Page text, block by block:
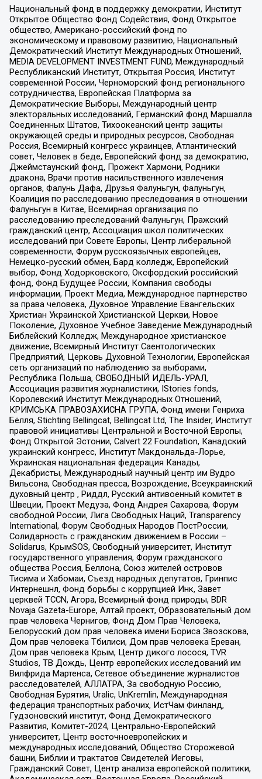
Национальный фонд в поддержку демократии, Институт
Открытое Общество Фонд Содействия, Фонд Открытое
общество, Американо-российский фонд по
экономическому и правовому развитию, Национальный
Демократический Институт Международных Отношений,
MEDIA DEVELOPMENT INVESTMENT FUND, Международный
Республиканский Институт, Открытая Россия, Институт
современной России, Черноморский фонд регионального
сотрудничества, Европейская Платформа за
Демократические Выборы, Международный центр
электоральных исследований, Германский фонд Маршалла
Соединенных Штатов, Тихоокеанский центр защиты
окружающей среды и природных ресурсов, Свободная
Россия, Всемирный конгресс украинцев, Атлантический
совет, Человек в беде, Европейский фонд за демократию,
Джеймстаунский фонд, Прожект Хармони, Родники
дракона, Врачи против насильственного извлечения
органов, Фалунь Дафа, Друзья Фалуньгун, Фалуньгун,
Коалиция по расследованию преследования в отношении
Фалуньгун в Китае, Всемирная организация по
расследованию преследований Фалуньгун, Пражский
гражданский центр, Ассоциация школ политических
исследований при Совете Европы, Центр либеральной
современности, Форум русскоязычных европейцев,
Немецко-русский обмен, Бард колледж, Европейский
выбор, Фонд Ходорковского, Оксфордский российский
фонд, Фонд Будущее России, Компания свободы
информации, Проект Медиа, Международное партнерство
за права человека, Духовное Управление Евангельских
Христиан Украинской Христианской Церкви, Новое
Поколение, Духовное Учебное Заведение Международный
Библейский Колледж, Международное христианское
движение, Всемирный Институт Саентологических
Предприятий, Церковь Духовной Технологии, Европейская
сеть организаций по наблюдению за выборами,
Республика Польша, СВОБОДНЫЙ ИДЕЛЬ-УРАЛ,
Ассоциация развития журналистики, IStories fonds,
Королевский Институт Международных Отношений,
КРИМСЬКА ПРАВОЗАХИСНА ГРУПА, Фонд имени Генриха
Бёлля, Stichting Bellingcat, Bellingcat Ltd, The Insider, Институт
правовой инициативы Центральной и Восточной Европы,
Фонд Открытой Эстонии, Calvert 22 Foundation, Канадский
украинский конгресс, Институт Макдональда-Лорье,
Украинская национальная федерация Канады,
Декабристы, Международный научный центр им Вудро
Вильсона, Свободная пресса, Возрождение, Всеукраинский
духовный центр , Риддл, Русский антивоенный комитет в
Швеции, Проект Медуза, Фонд Андрея Сахарова, Форум
свободной России, Лига Свободных Наций, Transparеncy
International, Форум Свободных Народов ПостРоссии,
Солидарность с гражданским движением в России –
Solidarus, КрымSOS, Свободный университет, Институт
государственного управления, Форум гражданского
общества Россия, Беллона, Союз жителей островов
Тисима и Хабомаи, Съезд народных депутатов, Гринпис
Интернешнл, Фонд борьбы с коррупцией Инк, Завет
церквей TCCN, Агора, Всемирный фонд природы, BDR
Novaja Gazeta-Europe, Алтай проект, Образовательный дом
прав человека Чернигов, Фонд Дом Прав Человека,
Белорусский дом прав человека имени Бориса Звозскова,
Дом прав человека Тбилиси, Дом прав человека Ереван,
Дом прав человека Крым, Центр дикого лосося, TVR
Studios, ТВ Дождь, Центр европейских исследований им
Вилфрида Мартенса, Сетевое объединение журналистов
расследователей, АЛЛАТРА, За свободную Россию,
Свободная Бурятия, Uralic, UnKremlin, Международная
федерация транспортных рабочих, ИстЧам Финланд,
Гудзоновский институт, Фонд Демократического
Развития, Комитет-2024, Центрально-Европейский
университет, Центр восточноевропейских и
международных исследований, Общество Сторожевой
башни, Библии и трактатов Свидетелей Иеговы,
Гражданский Совет, Центр анализа европейской политики,